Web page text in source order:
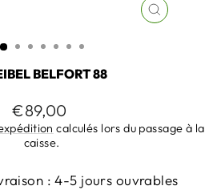
FERMER
BELFORT 88
Prix
régulier
€89,00
calculés lors du passage à la
caisse.
: 4-5 jours ouvrables